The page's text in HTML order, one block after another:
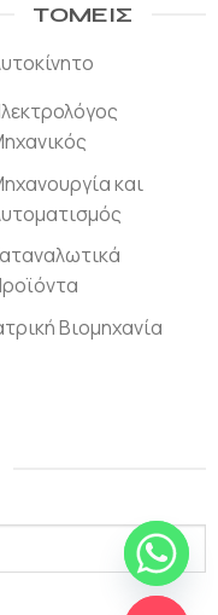
ΤΟΜΕΊΣ
και
Βιομηχανία
ΣΥΝΟΜΙΛΊΑΣ